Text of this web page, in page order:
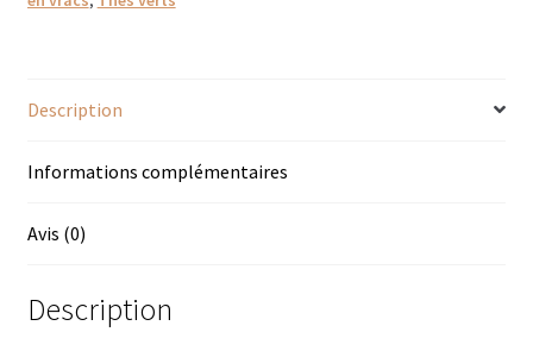
Boissons alcoolisées
Rhums arrangés
|
Description
Informations complémentaires
Avis (0)
Description